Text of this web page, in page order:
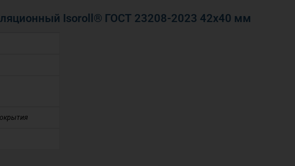
Isoroll® ГОСТ 23208-2023 42х40 мм